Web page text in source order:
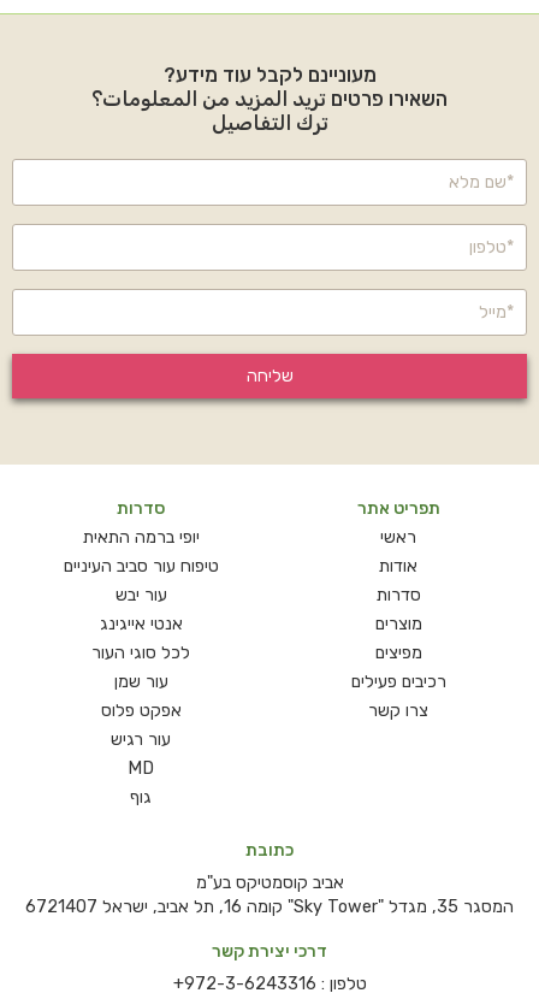
מעוניינם לקבל עוד מידע?
השאירו פרטים تريد المزيد من المعلومات؟
ترك التفاصيل
שליחה
תפריט אתר
ראשי
אודות
סדרות
מוצרים
מפיצים
רכיבים פעילים
צרו קשר
סדרות
יופי ברמה התאית
טיפוח עור סביב העיניים
עור יבש
אנטי אייגינג
לכל סוגי העור
עור שמן
אפקט פלוס
עור רגיש
MD
גוף
כתובת
אביב קוסמטיקס בע"מ
המסגר 35, מגדל "Sky Tower" קומה 16, תל אביב, ישראל 6721407
דרכי יצירת קשר
טלפון : +972-3-6243316